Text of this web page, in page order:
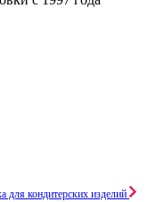
для кондитерских изделий